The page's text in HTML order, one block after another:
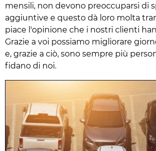
mensili, non devono preoccuparsi di
aggiuntive e questo dà loro molta
piace l'opinione che i nostri clienti
Grazie a voi possiamo migliorare
e, grazie a ciò, sono sempre più
fidano di noi.